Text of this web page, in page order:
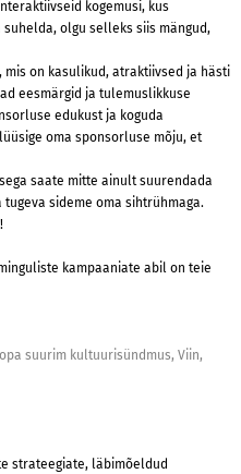
kogemusi, kus
olgu selleks siis mängud,
on kasulikud, atraktiivsed ja hästi
eesmärgid ja tulemuslikkuse
edukust ja koguda
oma sponsorluse mõju, et
saate mitte ainult suurendada
sideme oma sihtrühmaga.
kampaaniate abil on teie
suurim kultuurisündmus, Viin,
strateegiate, läbimõeldud